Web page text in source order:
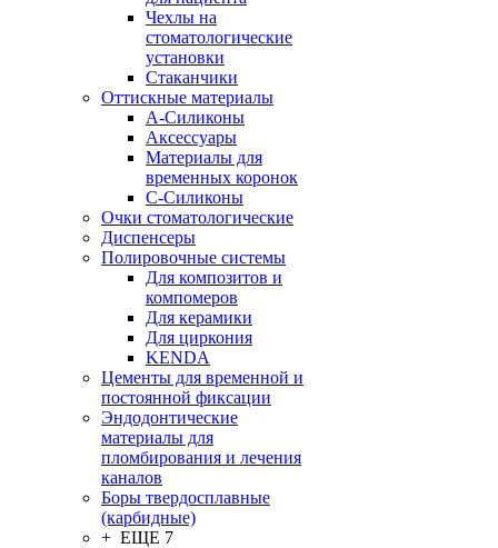
Чехлы на
стоматологические
установки
Стаканчики
Оттискные материалы
А-Силиконы
Аксессуары
Материалы для
временных коронок
С-Силиконы
Очки стоматологические
Диспенсеры
Полировочные системы
Для композитов и
компомеров
Для керамики
Для циркония
KENDA
Цементы для временной и
постоянной фиксации
Эндодонтические
материалы для
пломбирования и лечения
каналов
Боры твердосплавные
(карбидные)
+ ЕЩЕ 7